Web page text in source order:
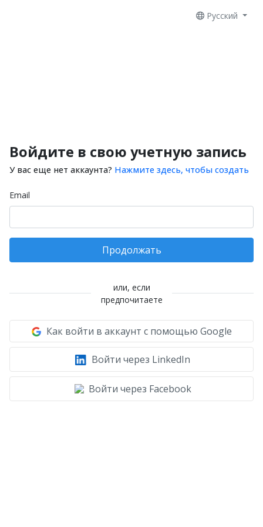
Русский
Войдите в свою учетную запись
У вас еще нет аккаунта? Нажмите здесь, чтобы создать
Email
Продолжать
или, если
предпочитаете
Как войти в аккаунт с помощью Google
Войти через LinkedIn
Войти через Facebook